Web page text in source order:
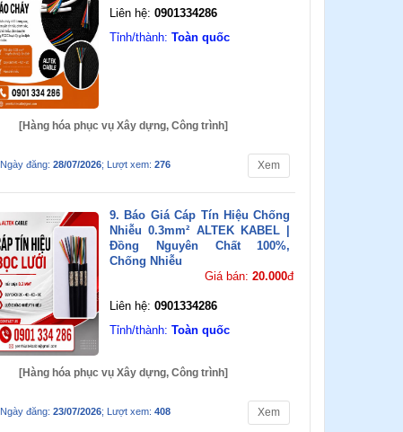
Liên hệ: 0901334286
Tỉnh/thành: Toàn quốc
[Hàng hóa phục vụ Xây dựng, Công trình]
Ngày đăng: 28/07/2026; Lượt xem: 276 Xem
9. Báo Giá Cáp Tín Hiệu Chống
Nhiễu 0.3mm² ALTEK KABEL |
Đồng Nguyên Chất 100%,
Chống Nhiễu
Giá bán:20.000đ
Liên hệ: 0901334286
Tỉnh/thành: Toàn quốc
[Hàng hóa phục vụ Xây dựng, Công trình]
Ngày đăng: 23/07/2026; Lượt xem: 408 Xem